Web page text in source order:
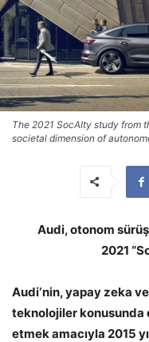
The 2021 SocAIty study
societal dimension of
Audi, otonom
2021
Audi‘nin, yapay zeka
teknolojiler konusunda
etmek amacıyla 2015